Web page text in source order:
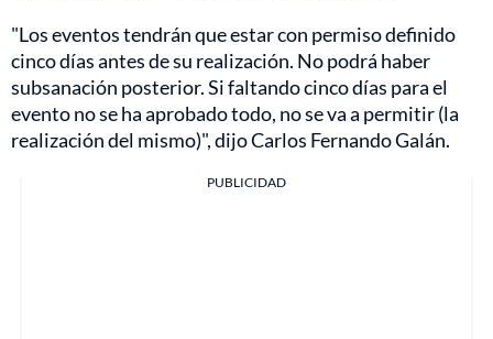
"Los eventos tendrán que estar con permiso definido
cinco días antes de su realización. No podrá haber
subsanación posterior. Si faltando cinco días para el
evento no se ha aprobado todo, no se va a permitir (la
realización del mismo)", dijo Carlos Fernando Galán.
PUBLICIDAD